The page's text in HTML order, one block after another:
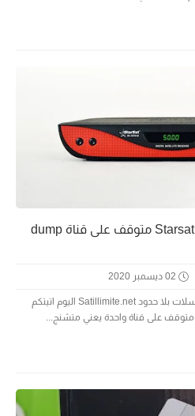
حل مشكلة جهاز Starsat 7575 HD متوقف على قناة dump
02 ديسمبر 2020
السلام عليكم زوار و متتبعي مدونة السلات بلا حدود Satillimite.net اليوم اتيتكم